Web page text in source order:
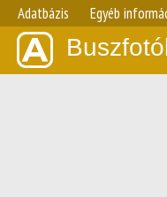
Adatbázis Egyéb